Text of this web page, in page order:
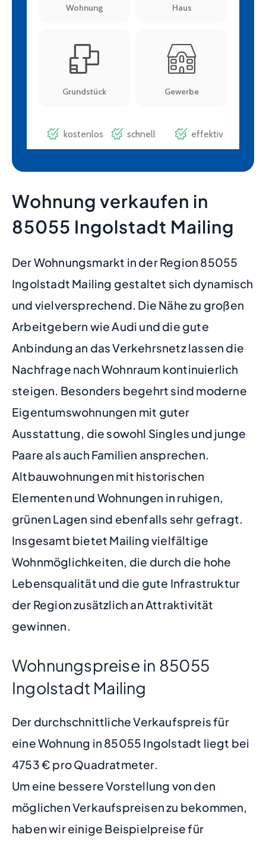
Wohnung verkaufen in
85055 Ingolstadt Mailing
Der Wohnungsmarkt in der Region 85055
Ingolstadt Mailing gestaltet sich dynamisch
und vielversprechend. Die Nähe zu großen
Arbeitgebern wie Audi und die gute
Anbindung an das Verkehrsnetz lassen die
Nachfrage nach Wohnraum kontinuierlich
steigen. Besonders begehrt sind moderne
Eigentumswohnungen mit guter
Ausstattung, die sowohl Singles und junge
Paare als auch Familien ansprechen.
Altbauwohnungen mit historischen
Elementen und Wohnungen in ruhigen,
grünen Lagen sind ebenfalls sehr gefragt.
Insgesamt bietet Mailing vielfältige
Wohnmöglichkeiten, die durch die hohe
Lebensqualität und die gute Infrastruktur
der Region zusätzlich an Attraktivität
gewinnen.
Wohnungspreise in 85055
Ingolstadt Mailing
Der durchschnittliche Verkaufspreis für
eine Wohnung in 85055 Ingolstadt liegt bei
4753 € pro Quadratmeter.
Um eine bessere Vorstellung von den
möglichen Verkaufspreisen zu bekommen,
haben wir einige Beispielpreise für